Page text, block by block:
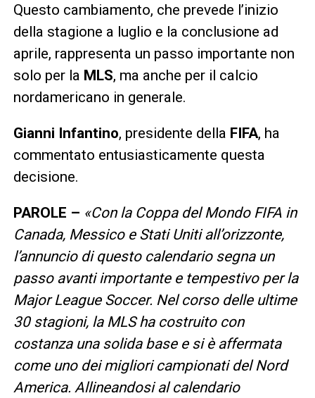
Questo cambiamento, che prevede l’inizio
della stagione a luglio e la conclusione ad
aprile, rappresenta un passo importante non
solo per la MLS, ma anche per il calcio
nordamericano in generale.
Gianni Infantino, presidente della FIFA, ha
commentato entusiasticamente questa
decisione.
PAROLE – «Con la Coppa del Mondo FIFA in
Canada, Messico e Stati Uniti all’orizzonte,
l’annuncio di questo calendario segna un
passo avanti importante e tempestivo per la
Major League Soccer. Nel corso delle ultime
30 stagioni, la MLS ha costruito con
costanza una solida base e si è affermata
come uno dei migliori campionati del Nord
America. Allineandosi al calendario